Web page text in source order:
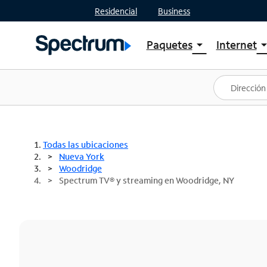
Residencial Business
Paquetesarrow_drop_down
Ver paquetes
Spectrum One
Mejores ofertas
Internetarrow_drop_down
Planes
Todas las ubicaciones
Nueva York
Woodridge
Spectrum TV® y streaming en Woodridge, NY